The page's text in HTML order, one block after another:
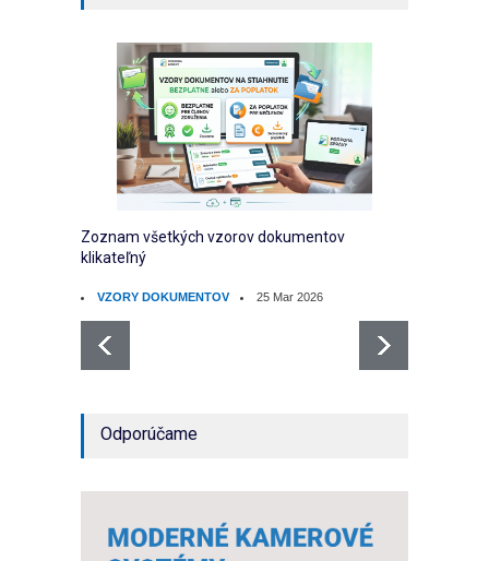
Zoznam všetkých vzorov dokumentov
klikateľný
VZORY DOKUMENTOV 25 Mar 2026
Odporúčame